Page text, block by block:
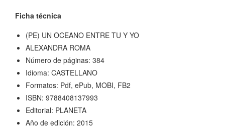
Ficha técnica
(PE) UN OCEANO ENTRE TU Y YO
ALEXANDRA ROMA
Número de páginas: 384
Idioma: CASTELLANO
Formatos: Pdf, ePub, MOBI, FB2
ISBN: 9788408137993
Editorial: PLANETA
Año de edición: 2015